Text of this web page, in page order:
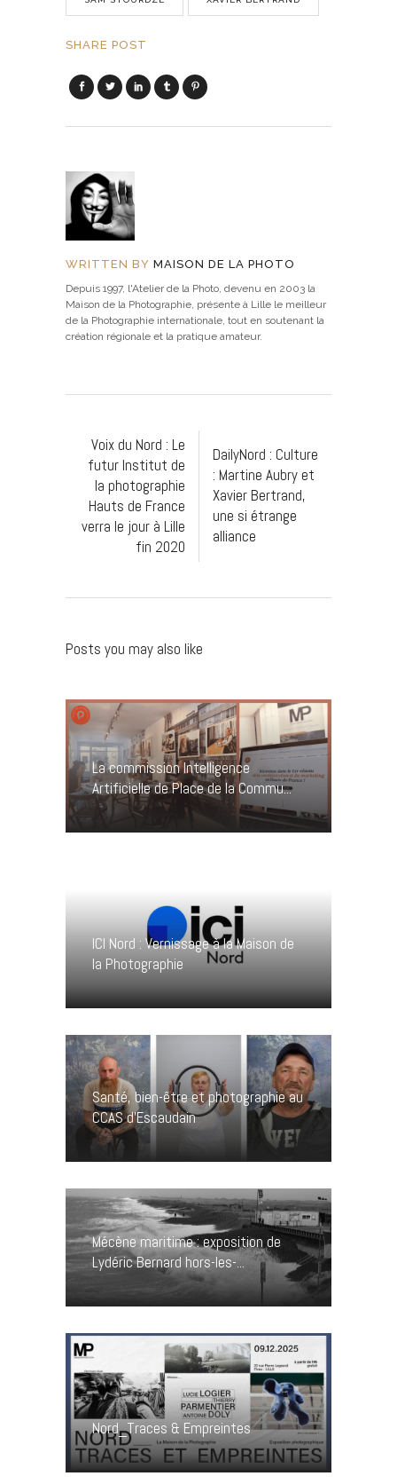
SHARE POST
WRITTEN BY MAISON DE LA PHOTO
Depuis 1997, l'Atelier de la Photo, devenu en 2003 la
Maison de la Photographie, présente à Lille le meilleur
de la Photographie internationale, tout en soutenant la
création régionale et la pratique amateur.
Voix du Nord : Le
futur Institut de
la photographie
Hauts de France
verra le jour à Lille
fin 2020
DailyNord : Culture
: Martine Aubry et
Xavier Bertrand,
une si étrange
alliance
Posts you may also like
La commission Intelligence
Artificielle de Place de la Commu...
ICI Nord : Vernissage à la Maison de
la Photographie
Santé, bien-être et photographie au
CCAS d’Escaudain
Mécène maritime : exposition de
Lydéric Bernard hors-les-...
Nord_Traces & Empreintes